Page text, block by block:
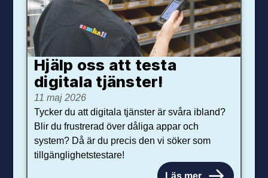
Hjälp oss att testa
digitala tjänster!
11 maj 2026
Tycker du att digitala tjänster är svåra ibland?
Blir du frustrerad över dåliga appar och
system? Då är du precis den vi söker som
tillgänglighetstestare!
Läs mer